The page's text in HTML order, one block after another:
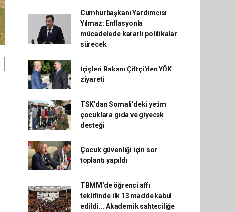
Cumhurbaşkanı Yardımcısı
Yılmaz: Enflasyonla
mücadelede kararlı politikalar
sürecek
İçişleri Bakanı Çiftçi'den YÖK
ziyareti
TSK'dan Somali'deki yetim
çocuklara gıda ve giyecek
desteği
Çocuk güvenliği için son
toplantı yapıldı
TBMM'de öğrenci affı
teklifinde ilk 13 madde kabul
edildi... Akademik sahteciliğe